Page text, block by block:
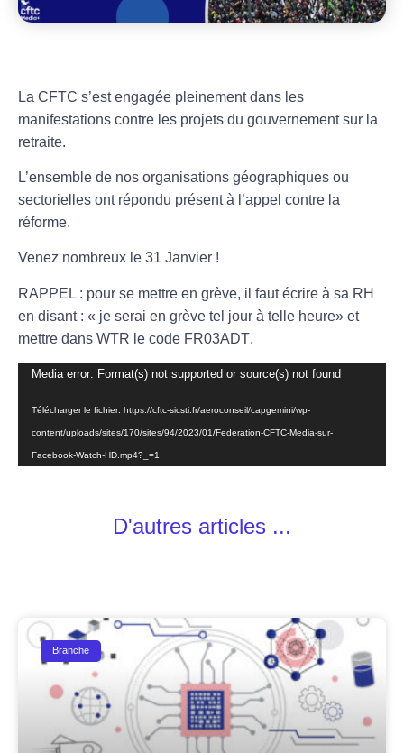
La CFTC s’est engagée pleinement dans les
manifestations contre les projets du gouvernement sur la
retraite.
L’ensemble de nos organisations géographiques ou
sectorielles ont répondu présent à l’appel contre la
réforme.
Venez nombreux le 31 Janvier !
RAPPEL : pour se mettre en grève, il faut écrire à sa RH
en disant : « je serai en grève tel jour à telle heure» et
mettre dans WTR le code FR03ADT.
Lecteur
Media error: Format(s) not supported or source(s) not found
Télécharger le fichier: https://cftc-sicsti.fr/aeroconseil/capgemini/wp-
content/uploads/sites/170/sites/94/2023/01/Federation-CFTC-Media-sur-
Facebook-Watch-HD.mp4?_=1
D'autres articles ...
Branche